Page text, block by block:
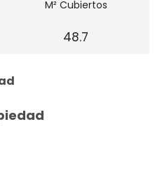
M² Cubiertos
48.7